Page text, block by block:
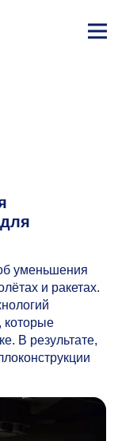
уменьшения
и ракетах.
которые
В результате,